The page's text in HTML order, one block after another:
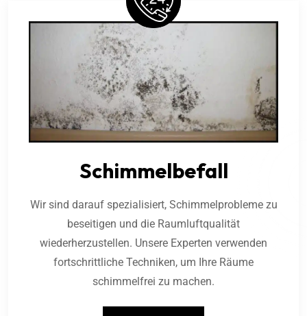
Schimmelbefall
Wir sind darauf spezialisiert, Schimmelprobleme zu
beseitigen und die Raumluftqualität
wiederherzustellen. Unsere Experten verwenden
fortschrittliche Techniken, um Ihre Räume
schimmelfrei zu machen.